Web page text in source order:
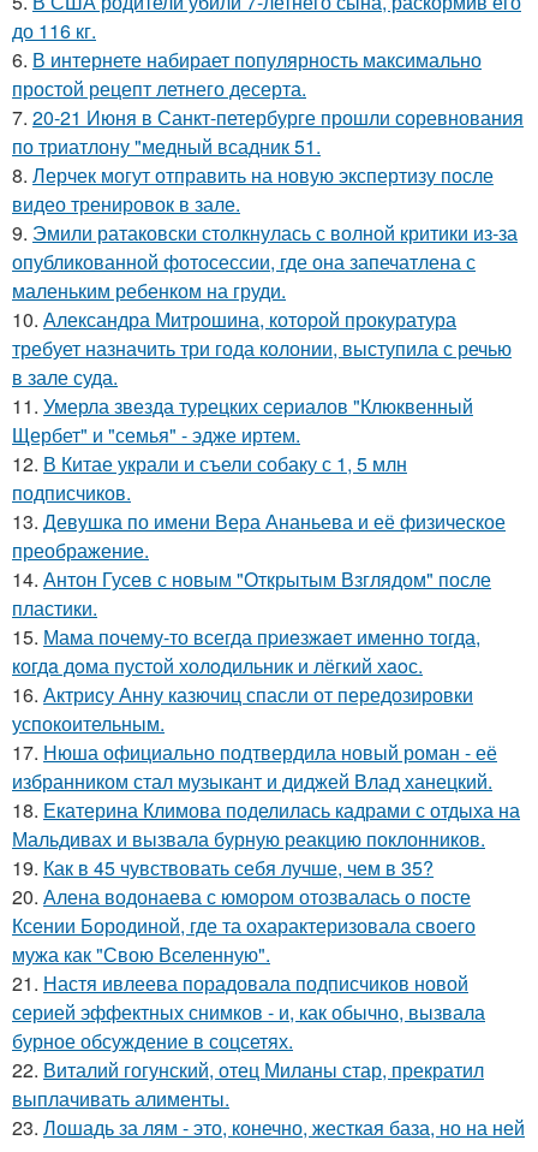
до 116 кг.
6. В интернете набирает популярность максимально
простой рецепт летнего десерта.
7. 20-21 Июня в Санкт-петербурге прошли соревнования
по триатлону "медный всадник 51.
8. Лерчек могут отправить на новую экспертизу после
видео тренировок в зале.
9. Эмили ратаковски столкнулась с волной критики из-за
опубликованной фотосессии, где она запечатлена с
маленьким ребенком на груди.
10. Александра Митрошина, которой прокуратура
требует назначить три года колонии, выступила с речью
в зале суда.
11. Умерла звезда турецких сериалов "Клюквенный
Щербет" и "семья" - эдже иртем.
12. В Китае украли и съели собаку с 1, 5 млн
подписчиков.
13. Девушка по имени Вера Ананьева и её физическое
преображение.
14. Антон Гусев с новым "Открытым Взглядом" после
пластики.
15. Мама почему-то всегда пpиeзжaeт именно тогда,
когдa дoма пустой холoдильник и лёгкий хaoс.
16. Актрису Анну казючиц спасли от передозировки
успокоительным.
17. Нюша официально подтвердила новый роман - её
избранником стал музыкант и диджей Влад ханецкий.
18. Екатерина Климова поделилась кадрами с отдыха на
Мальдивах и вызвала бурную реакцию поклонников.
19. Как в 45 чувствовать себя лучше, чем в 35?
20. Алена водонаева с юмором отозвалась о посте
Ксении Бородиной, где та охарактеризовала своего
мужа как "Свою Вселенную".
21. Настя ивлеева порадовала подписчиков новой
серией эффектных снимков - и, как обычно, вызвала
бурное обсуждение в соцсетях.
22. Виталий гогунский, отец Миланы стар, прекратил
выплачивать алименты.
23. Лошадь за лям - это, конечно, жесткая база, но на ней